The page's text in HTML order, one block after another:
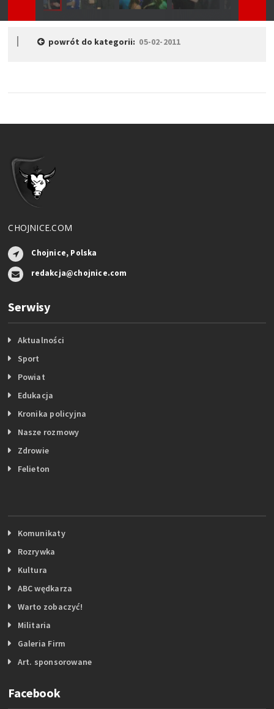
powrót do kategorii: 05-02-2011
CHOJNICE.COM
Chojnice, Polska
redakcja@chojnice.com
Serwisy
Aktualności
Sport
Powiat
Edukacja
Kronika policyjna
Nasze rozmowy
Zdrowie
Felieton
Komunikaty
Rozrywka
Kultura
ABC wędkarza
Warto zobaczyć!
Militaria
Galeria Firm
Art. sponsorowane
Facebook